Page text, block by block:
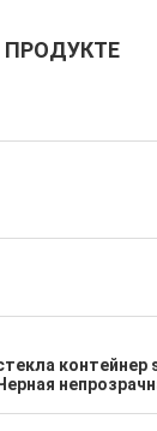
контейнер